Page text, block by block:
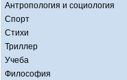
Антропология и социология
Спорт
Стихи
Триллер
Учеба
Философия